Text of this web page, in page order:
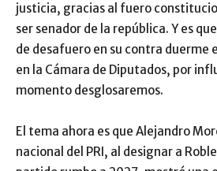
justicia, gracias al fuero
ser senador de la república. Y es
de desafuero en su contra duerme
en la Cámara de Diputados, por
momento desglosaremos.
El tema ahora es que Alejandro
nacional del PRI, al designar a